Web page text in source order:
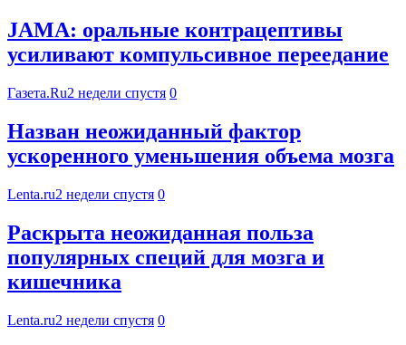
JAMA: оральные контрацептивы
усиливают компульсивное переедание
Газета.Ru2 недели спустя 0
Назван неожиданный фактор
ускоренного уменьшения объема мозга
Lenta.ru2 недели спустя 0
Раскрыта неожиданная польза
популярных специй для мозга и
кишечника
Lenta.ru2 недели спустя 0